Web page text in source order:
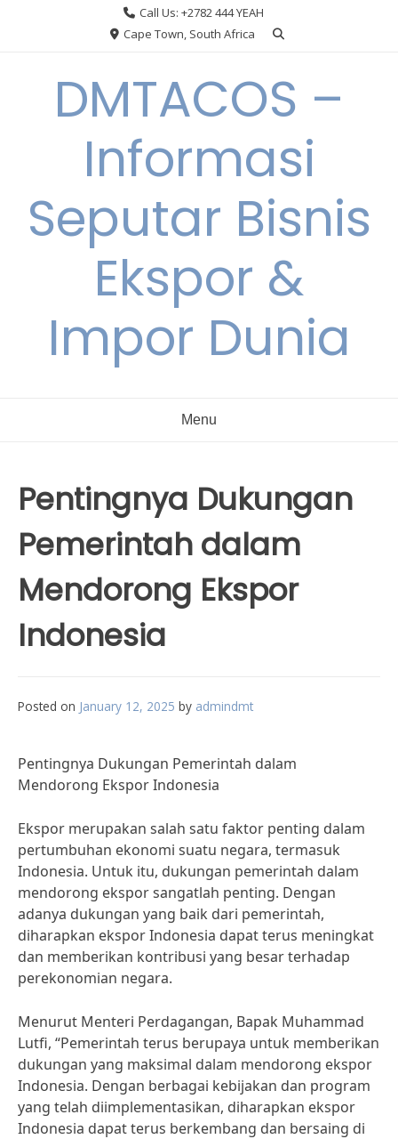
Call Us: +2782 444 YEAH
Cape Town, South Africa
DMTACOS –
Informasi
Seputar Bisnis
Ekspor &
Impor Dunia
Menu
Pentingnya Dukungan
Pemerintah dalam
Mendorong Ekspor
Indonesia
Posted on January 12, 2025 by admindmt
Pentingnya Dukungan Pemerintah dalam
Mendorong Ekspor Indonesia
Ekspor merupakan salah satu faktor penting dalam
pertumbuhan ekonomi suatu negara, termasuk
Indonesia. Untuk itu, dukungan pemerintah dalam
mendorong ekspor sangatlah penting. Dengan
adanya dukungan yang baik dari pemerintah,
diharapkan ekspor Indonesia dapat terus meningkat
dan memberikan kontribusi yang besar terhadap
perekonomian negara.
Menurut Menteri Perdagangan, Bapak Muhammad
Lutfi, “Pemerintah terus berupaya untuk memberikan
dukungan yang maksimal dalam mendorong ekspor
Indonesia. Dengan berbagai kebijakan dan program
yang telah diimplementasikan, diharapkan ekspor
Indonesia dapat terus berkembang dan bersaing di